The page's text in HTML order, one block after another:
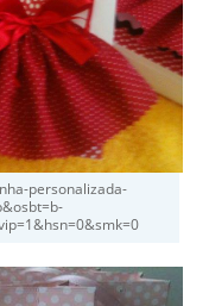
personalizada-